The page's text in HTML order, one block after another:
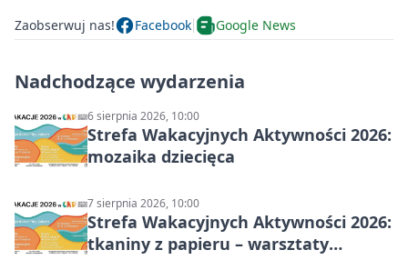
Zaobserwuj nas! Facebook Google News
Nadchodzące wydarzenia
6 sierpnia 2026, 10:00
Strefa Wakacyjnych Aktywności 2026:
mozaika dziecięca
7 sierpnia 2026, 10:00
Strefa Wakacyjnych Aktywności 2026:
tkaniny z papieru – warsztaty